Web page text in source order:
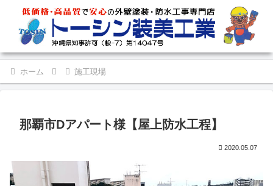
ホーム 施工現場
那覇市Dアパート様【屋上防水工程】
2020.05.07